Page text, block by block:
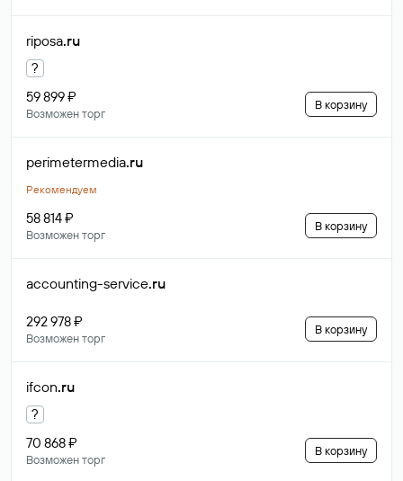
riposa.ru
?
59 899 ₽
Возможен торг
В корзину
perimetermedia.ru
Рекомендуем
58 814 ₽
Возможен торг
В корзину
accounting-service.ru
292 978 ₽
Возможен торг
В корзину
ifcon.ru
?
70 868 ₽
Возможен торг
В корзину